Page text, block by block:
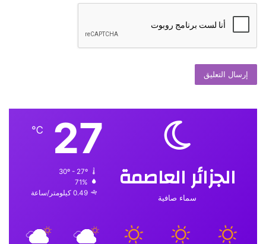
الجزائر العاصمة
سماء صافية
27
℃
30º - 27º
71%
0.49 كيلومتر/ساعة